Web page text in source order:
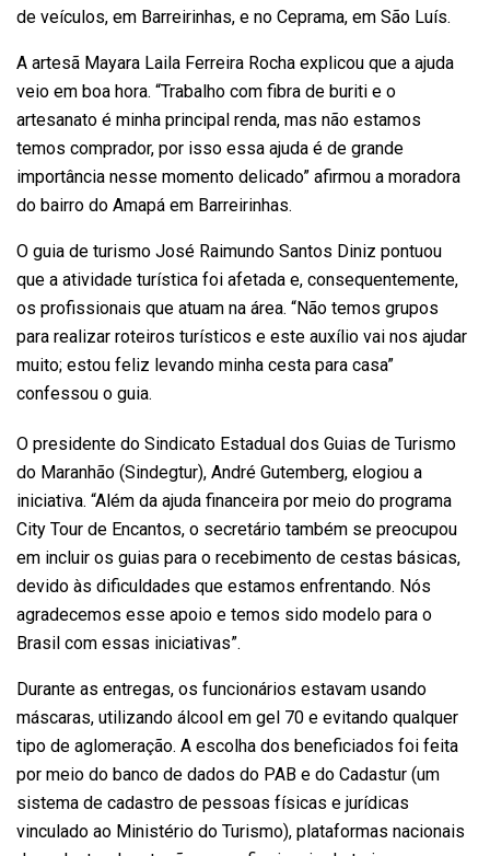
de veículos, em Barreirinhas, e no Ceprama, em São Luís.
A artesã Mayara Laila Ferreira Rocha explicou que a ajuda
veio em boa hora. “Trabalho com fibra de buriti e o
artesanato é minha principal renda, mas não estamos
temos comprador, por isso essa ajuda é de grande
importância nesse momento delicado” afirmou a moradora
do bairro do Amapá em Barreirinhas.
O guia de turismo José Raimundo Santos Diniz pontuou
que a atividade turística foi afetada e, consequentemente,
os profissionais que atuam na área. “Não temos grupos
para realizar roteiros turísticos e este auxílio vai nos ajudar
muito; estou feliz levando minha cesta para casa”
confessou o guia.
O presidente do Sindicato Estadual dos Guias de Turismo
do Maranhão (Sindegtur), André Gutemberg, elogiou a
iniciativa. “Além da ajuda financeira por meio do programa
City Tour de Encantos, o secretário também se preocupou
em incluir os guias para o recebimento de cestas básicas,
devido às dificuldades que estamos enfrentando. Nós
agradecemos esse apoio e temos sido modelo para o
Brasil com essas iniciativas”.
Durante as entregas, os funcionários estavam usando
máscaras, utilizando álcool em gel 70 e evitando qualquer
tipo de aglomeração. A escolha dos beneficiados foi feita
por meio do banco de dados do PAB e do Cadastur (um
sistema de cadastro de pessoas físicas e jurídicas
vinculado ao Ministério do Turismo), plataformas nacionais